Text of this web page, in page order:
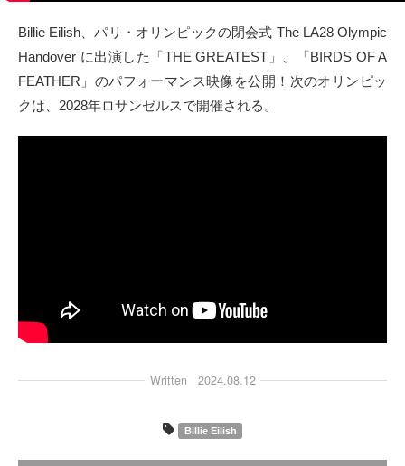
Twitter
Facebook
to indienative
Billie Eilish、パリ・オリンピックの閉会式 The LA28 Olympic
Handover に出演した「THE GREATEST」、「BIRDS OF A
FEATHER」のパフォーマンス映像を公開！次のオリンピッ
クは、2028年ロサンゼルスで開催される。
Written 2024.08.12
Billie Eilish